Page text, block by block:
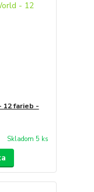
12 farieb -
Skladom 5 ks